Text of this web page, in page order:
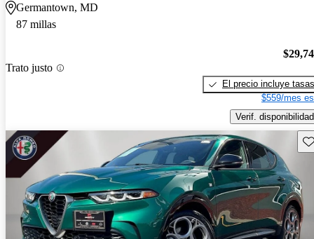
Germantown, MD
87 millas
Trato justo
El precio incluye tasas
$559/mes
Verif. disponibilidad